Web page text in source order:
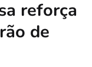
reforça
de